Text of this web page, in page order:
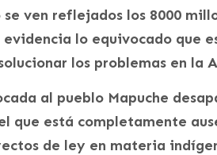
ven reflejados los 8000
lo equivocado que
los problemas en la
al pueblo Mapuche
que está completamente
de ley en materia